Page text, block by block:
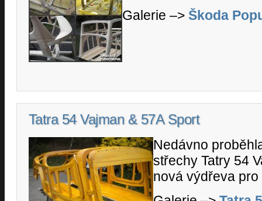
Galerie –> Škoda
Tatra 54 Vajman & 57A Sport
Nedávno
střechy Tatry 54
nová výdřeva pro